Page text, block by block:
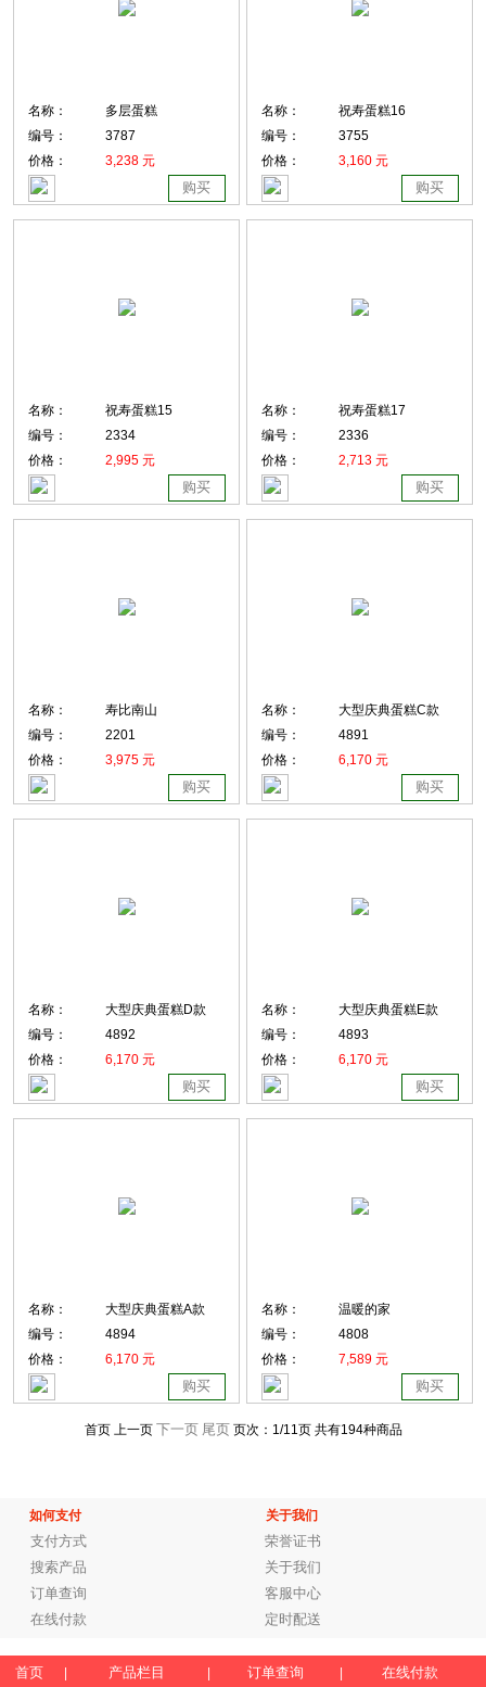
名称：
多层蛋糕
编号：
3787
价格：
3,238 元
购买
名称：
祝寿蛋糕16
编号：
3755
价格：
3,160 元
购买
名称：
祝寿蛋糕15
编号：
2334
价格：
2,995 元
购买
名称：
祝寿蛋糕17
编号：
2336
价格：
2,713 元
购买
名称：
寿比南山
编号：
2201
价格：
3,975 元
购买
名称：
大型庆典蛋糕C款
编号：
4891
价格：
6,170 元
购买
名称：
大型庆典蛋糕D款
编号：
4892
价格：
6,170 元
购买
名称：
大型庆典蛋糕E款
编号：
4893
价格：
6,170 元
购买
名称：
大型庆典蛋糕A款
编号：
4894
价格：
6,170 元
购买
名称：
温暖的家
编号：
4808
价格：
7,589 元
购买
首页 上一页 下一页 尾页 页次： 1/11页 共有194种商品
如何支付 关于我们
支付方式
荣誉证书
搜索产品
关于我们
订单查询
客服中心
在线付款
定时配送
首页 产品栏目 订单查询 在线付款